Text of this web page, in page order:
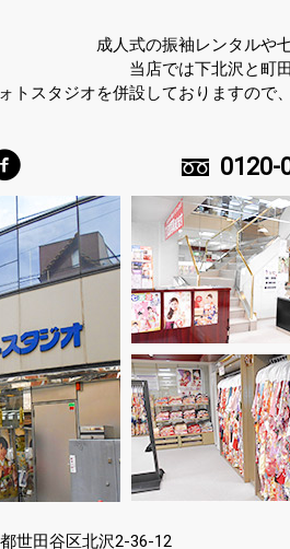
成人式の振袖レンタルや
当店では下北沢と町
トスタジオを併設しておりますので
0120-
世田谷区北沢2-36-12